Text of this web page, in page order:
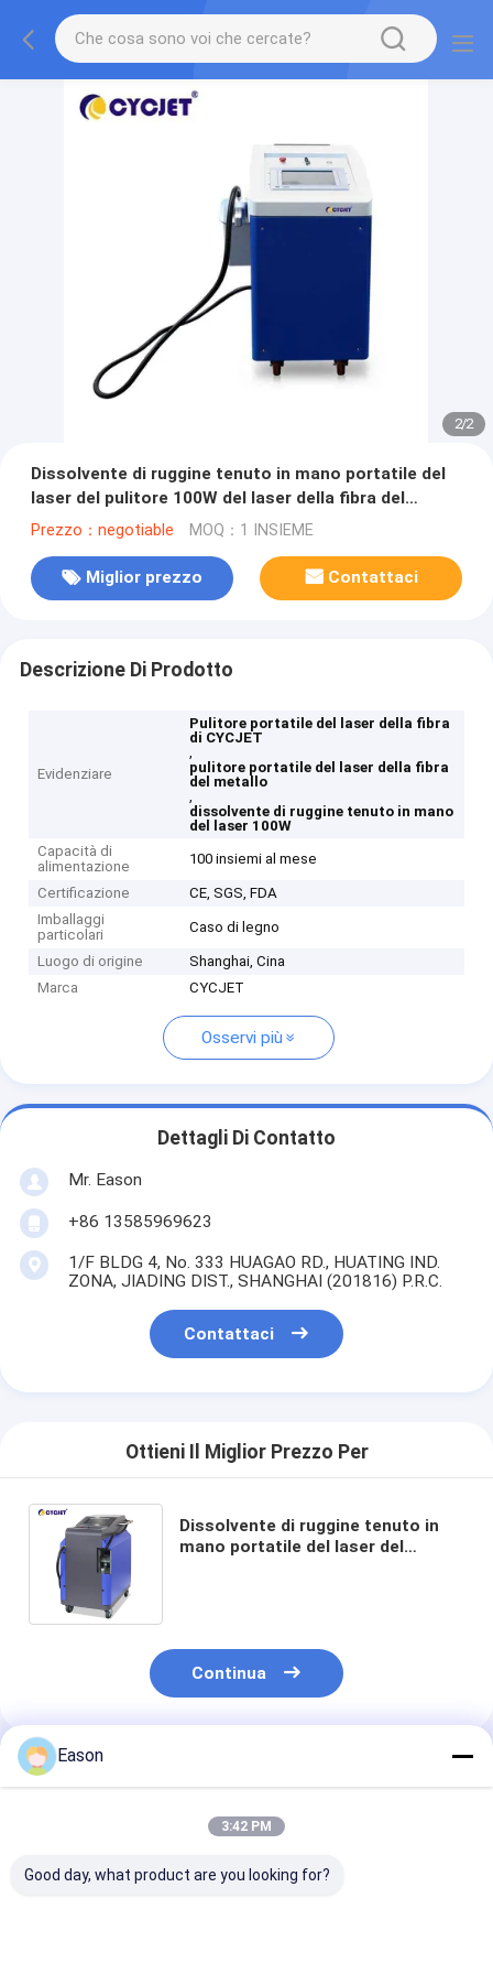
2/2
Dissolvente di ruggine tenuto in mano portatile del
laser del pulitore 100W del laser della fibra del
metallo di CYCJET
Prezzo：negotiable MOQ：1 INSIEME
Miglior prezzo Contattaci
Descrizione Di Prodotto
Evidenziare
Pulitore portatile del laser della fibra
di CYCJET
,
pulitore portatile del laser della fibra
del metallo
,
dissolvente di ruggine tenuto in mano
del laser 100W
Capacità di
alimentazione
100 insiemi al mese
Certificazione
CE, SGS, FDA
Imballaggi
particolari
Caso di legno
Luogo di origine
Shanghai, Cina
Marca
CYCJET
Osservi più
Dettagli Di Contatto
Mr. Eason
+86 13585969623
1/F BLDG 4, No. 333 HUAGAO RD., HUATING IND.
ZONA, JIADING DIST., SHANGHAI (201816) P.R.C.
Contattaci
Ottieni Il Miglior Prezzo Per
Dissolvente di ruggine tenuto in
mano portatile del laser del
Continua
Prodotti Raccomandati
Eason
3:42 PM
Good day, what product are you looking for?